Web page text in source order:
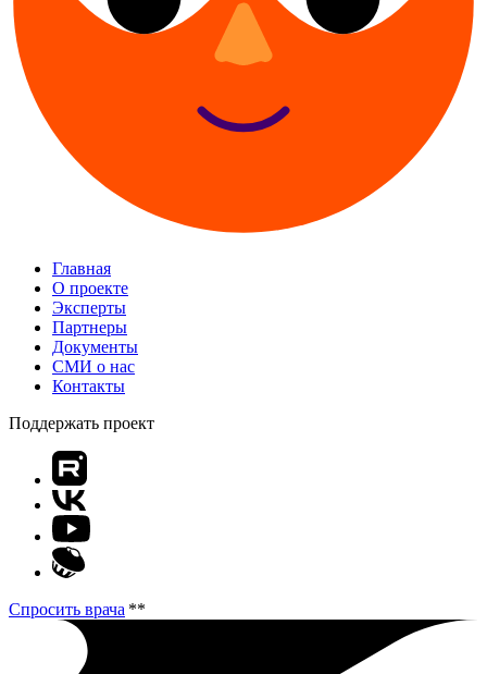
Главная
О проекте
Эксперты
Партнеры
Документы
СМИ о нас
Контакты
Поддержать проект
Спросить врача **